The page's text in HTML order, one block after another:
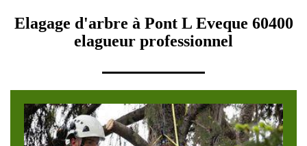
Elagage d'arbre à Pont L Eveque 60400
elagueur professionnel